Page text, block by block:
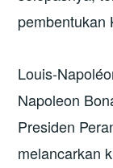
pembentukan
Louis-
Napoleon
Presiden
melancarkan